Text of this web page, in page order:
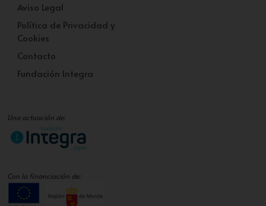
Aviso Legal
Política de Privacidad y
Cookies
Contacto
Fundación Integra
Una actuación de:
Con la financiación de: